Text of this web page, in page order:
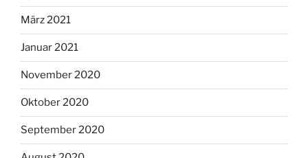
März 2021
Januar 2021
November 2020
Oktober 2020
September 2020